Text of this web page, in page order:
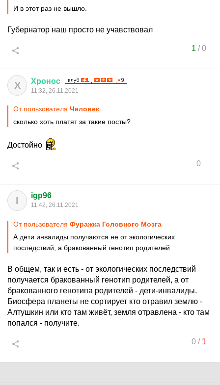
И в этот раз не вышло.
Губернатор наш просто не учавствовал
1 /0
Х Хронос
11:32, 26.11.2021
От пользователя Чeловек
сколько хоть платят за такие посты?
Достойно
0
I igp96
11:42, 26.11.2021
От пользователя Фуражка Головного Мозга
А дети инвалиды получаются не от экологических
последствий, а бракованный генотип родителей
В общем, так и есть - от экологических последствий
получается бракованный генотип родителей, а от
бракованного генотипа родителей - дети-инвалиды.
Биосфера планеты не сортирует кто отравил землю -
Алтушкин или кто там живёт, земля отравлена - кто там
попался - получите.
0/ 1